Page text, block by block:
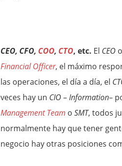
CEO, CFO, COO, CTO, etc. El CEO o
Financial Officer, el máximo
las operaciones, el día a día, el
veces hay un CIO –Information–
Management Team o SMT, todos
normalmente hay que tener
negocio hay otras posiciones